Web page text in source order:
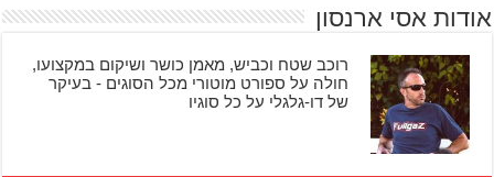
אודות אסי ארנסון
רוכב שטח וכביש, מאמן כושר ושיקום במקצועו,
חולה על ספורט מוטורי מכל הסוגים - בעיקר
של דו-גלגלי על כל סוגיו